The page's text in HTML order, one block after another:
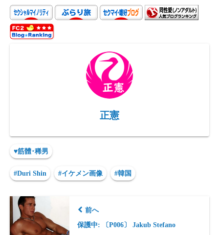
d
P
re
to
d
ea
ds
gr
a
p
y
正憲
♥筋體･稀男
#Duri Shin #イケメン画像 #韓国
前へ
保護中: 〔P006〕 Jakub Stefano